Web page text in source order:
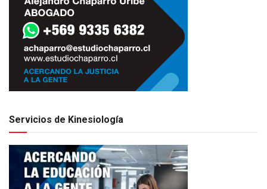
Servicios de Kinesiología